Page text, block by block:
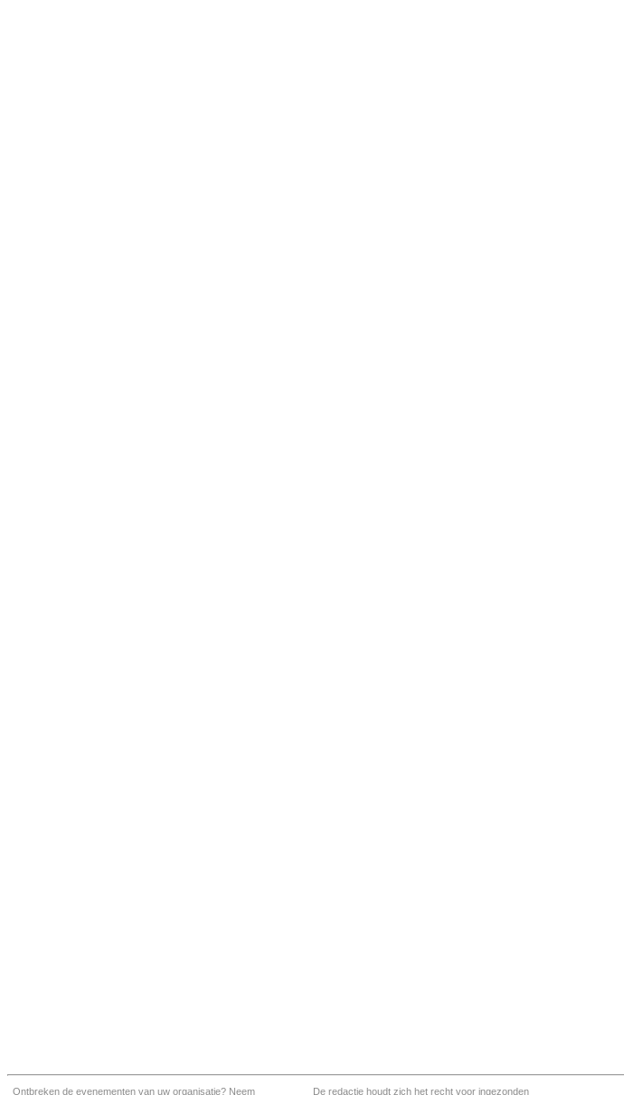
Ontbreken de evenementen van uw organisatie? Neem De redactie houdt zich het recht voor ingezonden